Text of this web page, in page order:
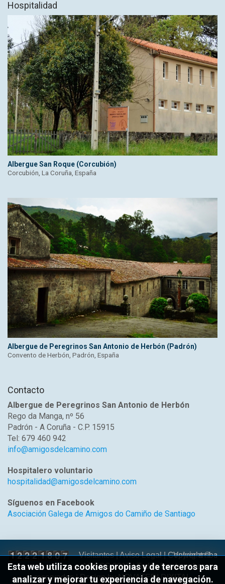
Hospitalidad
Albergue San Roque (Corcubión)
Corcubión, La Coruña, España
Albergue de Peregrinos San Antonio de Herbón (Padrón)
Convento de Herbón, Padrón, España
Contacto
Albergue de Peregrinos San Antonio de Herbón
Rego da Manga, nº 56
Padrón - A Coruña - C.P. 15915
Tel: 679 460 942
info@amigosdelcamino.com
Hospitalero voluntario
hospitalidad@amigosdelcamino.com
Síguenos en Facebook
Asociación Galega de Amigos do Camiño de Santiago
Volver arriba
Visitantes |Aviso Legal| Copyright ©
AGACS 2017 | Todos los derechos
reservados | Design byNOVATEDI DIXITAL
Esta web utiliza cookies propias y de terceros para
analizar y mejorar tu experiencia de navegación.